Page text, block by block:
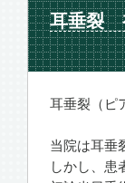
耳垂裂
耳垂裂（ピ
当院は耳垂
しかし、患